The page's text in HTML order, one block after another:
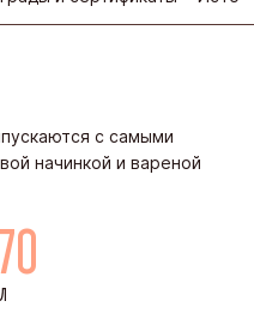
с самыми
начинкой и вареной